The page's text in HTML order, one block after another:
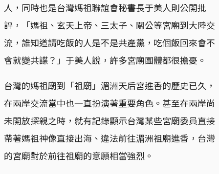
人，同時也是台灣媽祖聯誼會秘書長于美人則公開批
評，「媽祖、玄天上帝、三太子、關公等宮廟到大陸交
流，誰知道請吃飯的人是不是共產黨，吃個飯回來會不
會就變共諜？」于美人說，許多宮廟團體都很擔憂。
台灣的媽祖廟到「祖廟」湄洲天后宮進香的歷史已久，
在兩岸交流當中也一直扮演著重要角色。甚至在兩岸尚
未開放探親之時，就有記錄顯示台灣某些宮廟委員直接
帶著媽祖神像直接出海、違法前往湄洲祖廟進香，台灣
的宮廟對於前往祖廟的意願相當強烈。